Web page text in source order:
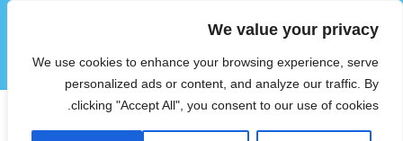
We value your privacy
We use cookies to enhance your browsing experience, serve
personalized ads or content, and analyze our traffic. By
clicking "Accept All", you consent to our use of cookies.
הוטצימר
תפריטים
ווידג'טים
תגית:חופשה באילת במרץ